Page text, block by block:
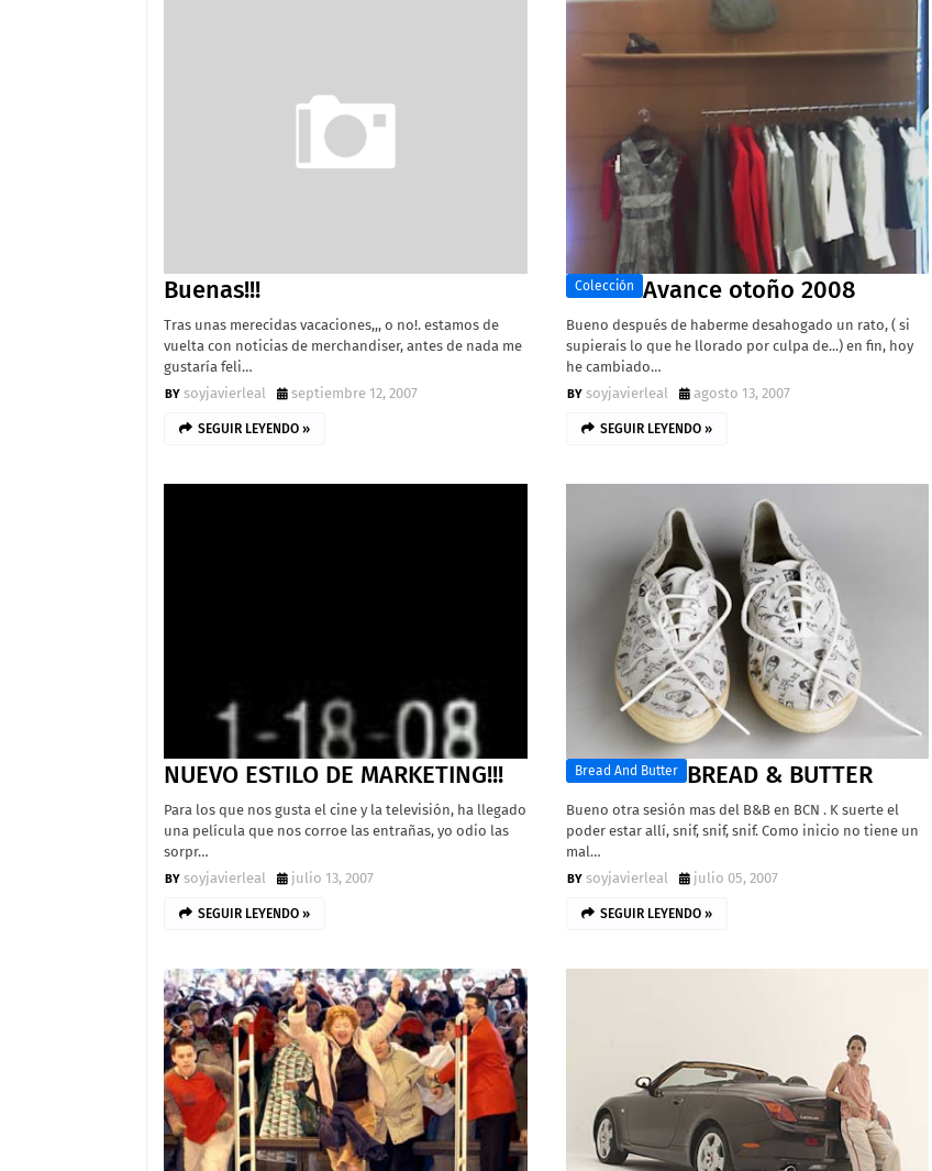
Buenas!!!
Tras unas merecidas vacaciones,,, o no!. estamos de
vuelta con noticias de merchandiser, antes de nada me
gustaría feli…
soyjavierleal
septiembre 12, 2007
SEGUIR LEYENDO »
Colección Avance otoño 2008
Bueno después de haberme desahogado un rato, ( si
supierais lo que he llorado por culpa de...) en fin, hoy
he cambiado…
soyjavierleal
agosto 13, 2007
SEGUIR LEYENDO »
NUEVO ESTILO DE MARKETING!!!
Para los que nos gusta el cine y la televisión, ha llegado
una película que nos corroe las entrañas, yo odio las
sorpr…
soyjavierleal
julio 13, 2007
SEGUIR LEYENDO »
Bread And Butter BREAD & BUTTER
Bueno otra sesión mas del B&B en BCN . K suerte el
poder estar allí, snif, snif, snif. Como inicio no tiene un
mal…
soyjavierleal
julio 05, 2007
SEGUIR LEYENDO »